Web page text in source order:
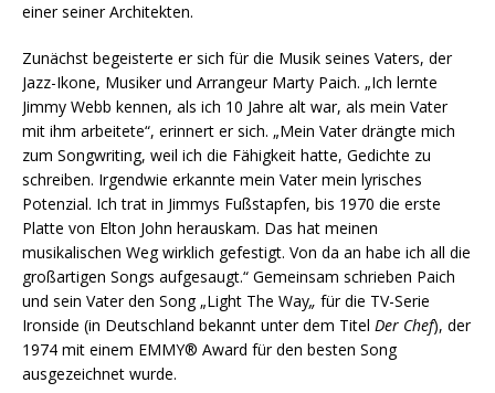
einer seiner Architekten.
Zunächst begeisterte er sich für die Musik seines Vaters, der
Jazz-Ikone, Musiker und Arrangeur Marty Paich. „Ich lernte
Jimmy Webb kennen, als ich 10 Jahre alt war, als mein Vater
mit ihm arbeitete“, erinnert er sich. „Mein Vater drängte mich
zum Songwriting, weil ich die Fähigkeit hatte, Gedichte zu
schreiben. Irgendwie erkannte mein Vater mein lyrisches
Potenzial. Ich trat in Jimmys Fußstapfen, bis 1970 die erste
Platte von Elton John herauskam. Das hat meinen
musikalischen Weg wirklich gefestigt. Von da an habe ich all die
großartigen Songs aufgesaugt.“ Gemeinsam schrieben Paich
und sein Vater den Song „Light The Way„ für die TV-Serie
Ironside (in Deutschland bekannt unter dem Titel Der Chef), der
1974 mit einem EMMY® Award für den besten Song
ausgezeichnet wurde.